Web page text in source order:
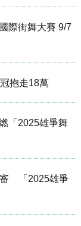
際街舞大賽 9/7
抱走18萬
「2025雄爭舞
審 「2025雄爭